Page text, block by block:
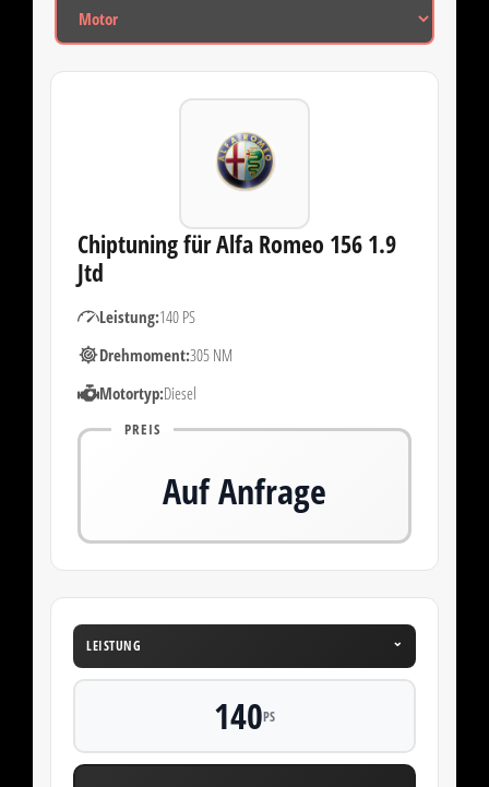
Chiptuning für Alfa Romeo 156 1.9
Jtd
Leistung:140 PS
Drehmoment:305 NM
Motortyp:Diesel
PREIS
Auf Anfrage
LEISTUNG ⌄
140PS